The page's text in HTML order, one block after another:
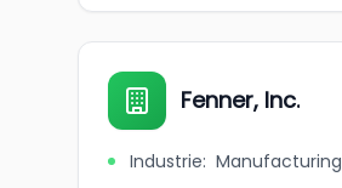
Fenner, Inc.
Industrie: Manufacturing